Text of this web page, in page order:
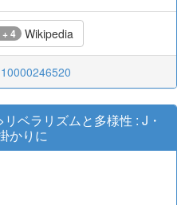
+ 4 Wikipedia
リベラリズムと多様性 : J・
かりに